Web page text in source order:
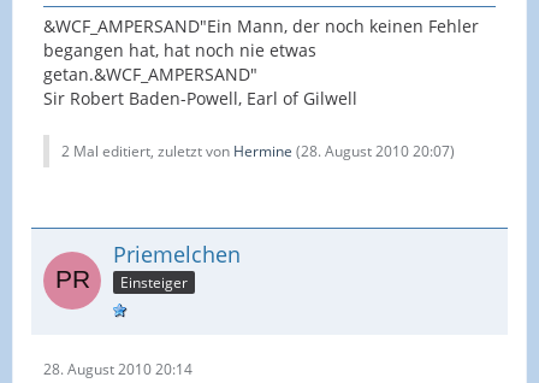
&WCF_AMPERSAND"Ein Mann, der noch keinen Fehler
begangen hat, hat noch nie etwas
getan.&WCF_AMPERSAND"
Sir Robert Baden-Powell, Earl of Gilwell
2 Mal editiert, zuletzt von Hermine (28. August 2010 20:07)
Priemelchen
Einsteiger
28. August 2010 20:14